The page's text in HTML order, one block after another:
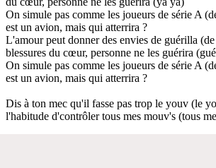
On simule pas comme les joueurs de série A
est un avion, mais qui atterrira ?
L'amour peut donner des envies de guérilla
blessures du cœur, personne ne les guérira
On simule pas comme les joueurs de série A
est un avion, mais qui atterrira ?
Dis à ton mec qu'il fasse pas trop le youv (le
l'habitude d'contrôler tous mes mouv's (tous